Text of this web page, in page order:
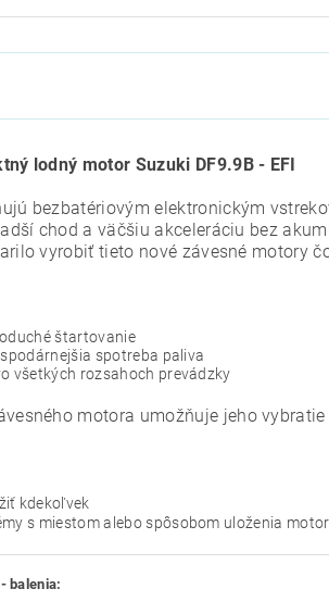
lodný motor Suzuki DF9.9B - EFI
bezbatériovým elektronickým
chod a väčšiu akceleráciu bez
vyrobiť tieto nové závesné motory
štartovanie
spotreba paliva
všetkých rozsahoch prevádzky
motora umožňuje jeho
kdekoľvek
s miestom alebo spôsobom uloženia
balenia: